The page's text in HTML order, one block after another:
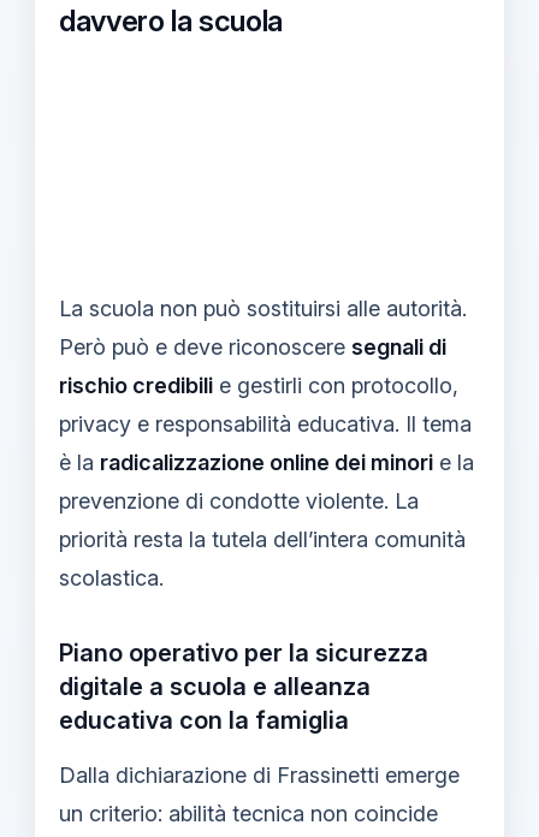
davvero la scuola
La scuola non può sostituirsi alle autorità.
Però può e deve riconoscere segnali di
rischio credibili e gestirli con protocollo,
privacy e responsabilità educativa. Il tema
è la radicalizzazione online dei minori e la
prevenzione di condotte violente. La
priorità resta la tutela dell’intera comunità
scolastica.
Piano operativo per la sicurezza
digitale a scuola e alleanza
educativa con la famiglia
Dalla dichiarazione di Frassinetti emerge
un criterio: abilità tecnica non coincide